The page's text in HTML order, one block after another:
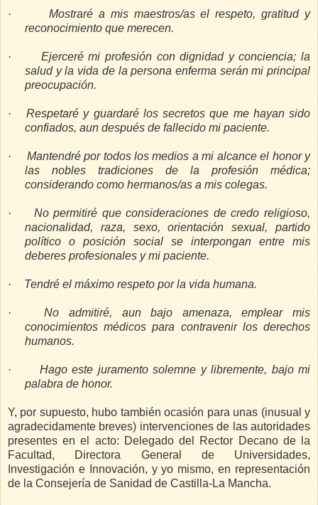
·
Mostraré a mis maestros/as el respeto, gratitud y
reconocimiento que merecen.
·
Ejerceré mi profesión con dignidad y conciencia; la
salud y la vida de la persona enferma serán mi principal
preocupación.
·
Respetaré y guardaré los secretos que me hayan sido
confiados, aun después de fallecido mi paciente.
·
Mantendré por todos los medios a mi alcance el honor y
las nobles tradiciones de la profesión médica;
considerando como hermanos/as a mis colegas.
·
No permitiré que consideraciones de credo religioso,
nacionalidad, raza, sexo, orientación sexual, partido
político o posición social se interpongan entre mis
deberes profesionales y mi paciente.
· Tendré el máximo respeto por la vida humana.
·
No admitiré, aun bajo amenaza, emplear mis
conocimientos médicos para contravenir los derechos
humanos.
·
Hago este juramento solemne y libremente, bajo mi
palabra de honor.
Y, por supuesto, hubo también ocasión para unas (inusual y
agradecidamente breves) intervenciones de las autoridades
presentes en el acto: Delegado del Rector Decano de la
Facultad, Directora General de Universidades,
Investigación e Innovación, y yo mismo, en representación
de la Consejería de Sanidad de Castilla-La Mancha.